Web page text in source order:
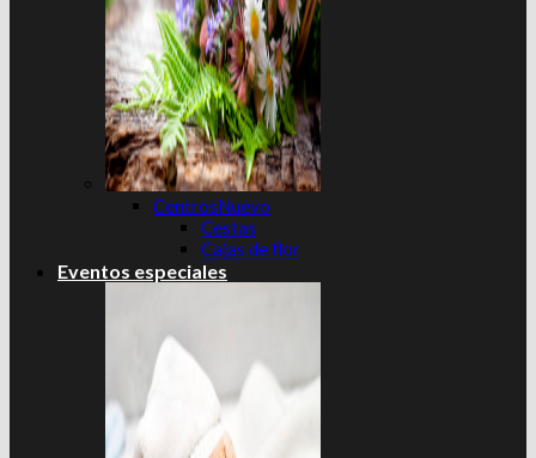
Centros
Cestas
Cajas de flor
Eventos especiales